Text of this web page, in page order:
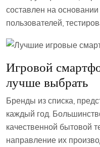
составлен на
пользователей,
Игровой
лучше выбрать
Бренды из списка,
каждый год.
качественной бытовой
направление их